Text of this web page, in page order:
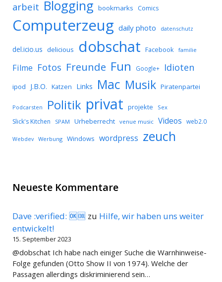
arbeit Blogging bookmarks Comics
Computerzeug daily photo datenschutz
del.icio.us delicious dobschat Facebook familie
Filme Fotos Freunde Fun Google+ Idioten
ipod J.B.O. Katzen Links Mac Musik Piratenpartei
Podcarsten Politik privat projekte Sex
Slick's Kitchen SPAM Urheberrecht venue music Videos web2.0
Webdev Werbung Windows wordpress zeuch
Neueste Kommentare
Dave :verified: 🆗🆒 zu Hilfe, wir haben uns weiter
entwickelt!
15. September 2023
@dobschat Ich habe nach einiger Suche die Warnhinweise-
Folge gefunden (Otto Show II von 1974). Welche der
Passagen allerdings diskriminierend sein…